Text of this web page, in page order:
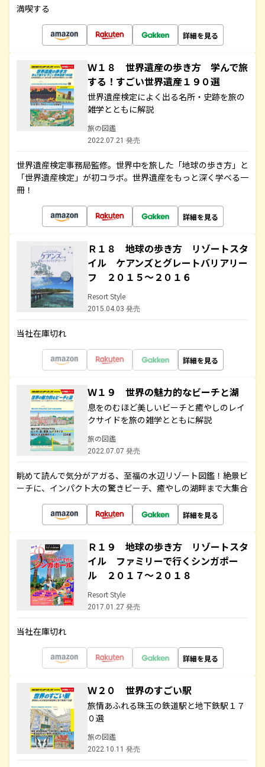
満喫する
詳細を見る
Ｗ１８ 世界遺産の歩き方 学んで旅
する！すごい世界遺産１９０選
世界遺産検定によく出る名所・史跡を旅の
雑学とともに解説
旅の図鑑
2022.07.21 発売
世界遺産検定事務局監修。世界中を旅した「地球の歩き方」と
「世界遺産検定」が初コラボ。世界遺産をもっと深く学べる一
冊！
詳細を見る
Ｒ１８ 地球の歩き方 リゾートスタ
イル ケアンズとグレートバリアリー
フ ２０１５～２０１６
Resort Style
2015.04.03 発売
当社在庫切れ
詳細を見る
Ｗ１９ 世界の魅力的なビーチと湖
息をのむほど美しいビーチと癒やしのレイ
クサイドを旅の雑学とともに解説
旅の図鑑
2022.07.07 発売
眺めて読んで気分がアガる、至福の水辺リゾート図鑑！絶景ビ
ーチに、インパクト大の驚きビーチ、癒やしの湖畔まで大集合
詳細を見る
Ｒ１９ 地球の歩き方 リゾートスタ
イル ファミリーで行くシンガポー
ル ２０１７～２０１８
Resort Style
2017.01.27 発売
当社在庫切れ
詳細を見る
Ｗ２０ 世界のすごい駅
旅情あふれる珠玉の鉄道駅と地下鉄駅１７
０選
旅の図鑑
2022.10.11 発売